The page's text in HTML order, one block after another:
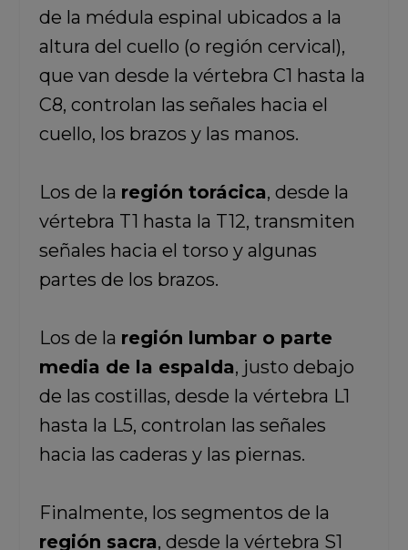
de la médula espinal ubicados a la
altura del cuello (o región cervical),
que van desde la vértebra C1 hasta la
C8, controlan las señales hacia el
cuello, los brazos y las manos.
Los de la región torácica, desde la
vértebra T1 hasta la T12, transmiten
señales hacia el torso y algunas
partes de los brazos.
Los de la región lumbar o parte
media de la espalda, justo debajo
de las costillas, desde la vértebra L1
hasta la L5, controlan las señales
hacia las caderas y las piernas.
Finalmente, los segmentos de la
región sacra, desde la vértebra S1